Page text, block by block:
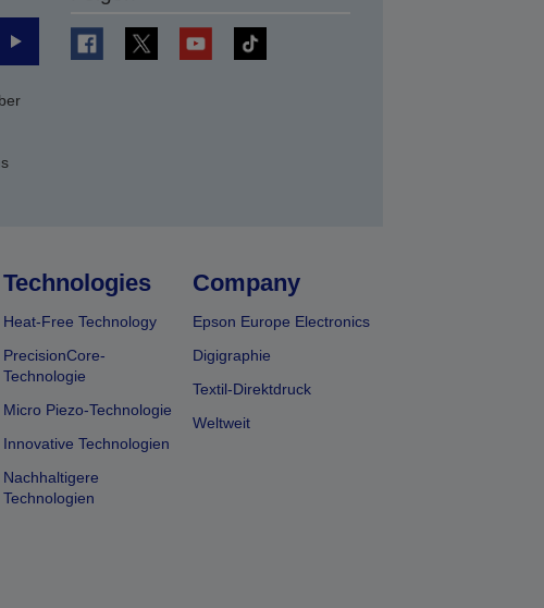
Senden
Technologies
Heat-Free Technology
PrecisionCore-
Technologie
Micro Piezo-Technologie
Innovative Technologien
Nachhaltigere
Technologien
Company
Epson Europe Electronics
Digigraphie
Textil-Direktdruck
Weltweit